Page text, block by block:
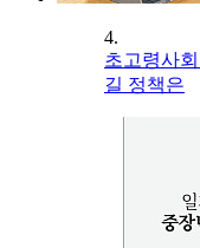
4.
초고령사
길 정책은